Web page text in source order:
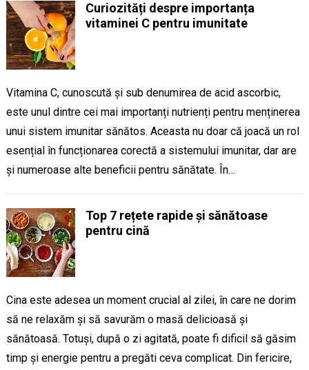
Curiozități despre importanța
vitaminei C pentru imunitate
Vitamina C, cunoscută și sub denumirea de acid ascorbic,
este unul dintre cei mai importanți nutrienți pentru menținerea
unui sistem imunitar sănătos. Aceasta nu doar că joacă un rol
esențial în funcționarea corectă a sistemului imunitar, dar are
și numeroase alte beneficii pentru sănătate. În…
Top 7 rețete rapide și sănătoase
pentru cină
Cina este adesea un moment crucial al zilei, în care ne dorim
să ne relaxăm și să savurăm o masă delicioasă și
sănătoasă. Totuși, după o zi agitată, poate fi dificil să găsim
timp și energie pentru a pregăti ceva complicat. Din fericire,